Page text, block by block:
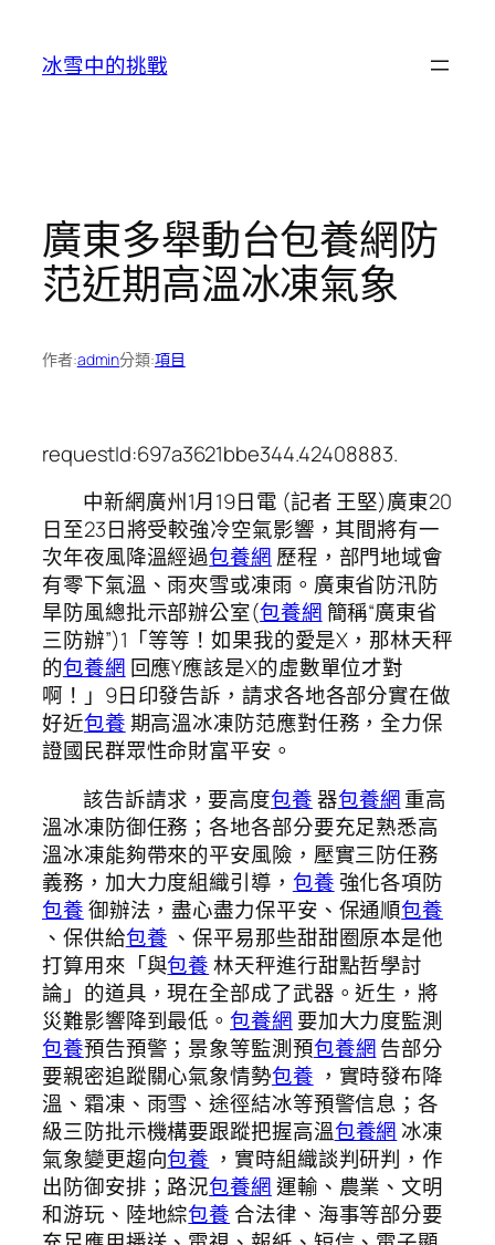
冰雪中的挑戰
廣東多舉動台包養網防
范近期高溫冰凍氣象
作者:admin分類:項目
requestId:697a3621bbe344.42408883.
中新網廣州1月19日電 (記者 王堅)廣東20
日至23日將受較強冷空氣影響，其間將有一
次年夜風降溫經過包養網歷程，部門地域會
有零下氣溫、雨夾雪或凍雨。廣東省防汛防
旱防風總批示部辦公室(包養網 簡稱“廣東省
三防辦”)1「等等！如果我的愛是X，那林天秤
的包養網 回應Y應該是X的虛數單位才對
啊！」9日印發告訴，請求各地各部分實在做
好近包養期高溫冰凍防范應對任務，全力保
證國民群眾性命財富平安。
該告訴請求，要高度包養器包養網重高
溫冰凍防御任務；各地各部分要充足熟悉高
溫冰凍能夠帶來的平安風險，壓實三防任務
義務，加大力度組織引導， 包養 強化各項防
包養御辦法，盡心盡力保平安、保通順包養
、保供給包養 、保平易那些甜甜圈原本是他
打算用來「與包養林天秤進行甜點哲學討
論」的道具，現在全部成了武器。近生，將
災難影響降到最低。包養網 要加大力度監測
包養預告預警；景象等監測預包養網告部分
要親密追蹤關心氣象情勢包養 ，實時發布降
溫、霜凍、雨雪、途徑結冰等預警信息；各
級三防批示機構要跟蹤把握高溫包養網 冰凍
氣象變更趨向包養 ，實時組織談判研判，作
出防御安排；路況包養網運輸、農業、文明
和游玩、陸地綜包養 合法律、海事等部分要